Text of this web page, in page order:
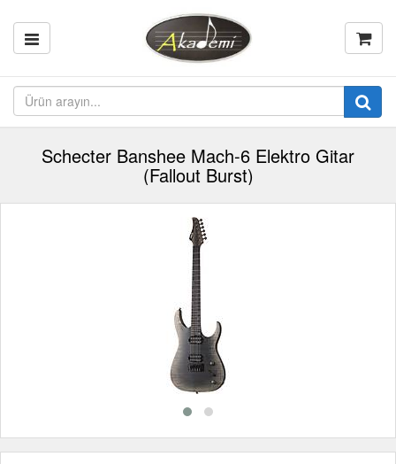
Schecter Banshee Mach-6 Elektro Gitar
(Fallout Burst)